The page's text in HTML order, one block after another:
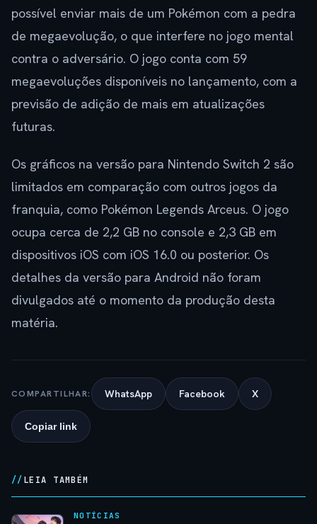
possível enviar mais de um Pokémon com a pedra
de megaevolução, o que interfere no jogo mental
contra o adversário. O jogo conta com 59
megaevoluções disponíveis no lançamento, com a
previsão de adição de mais em atualizações
futuras.
Os gráficos na versão para Nintendo Switch 2 são
limitados em comparação com outros jogos da
franquia, como Pokémon Legends Arceus. O jogo
ocupa cerca de 2,2 GB no console e 2,3 GB em
dispositivos iOS com iOS 16.0 ou posterior. Os
detalhes da versão para Android não foram
divulgados até o momento da produção desta
matéria.
COMPARTILHAR: WhatsApp Facebook X
Copiar link
LEIA TAMBÉM
NOTÍCIAS